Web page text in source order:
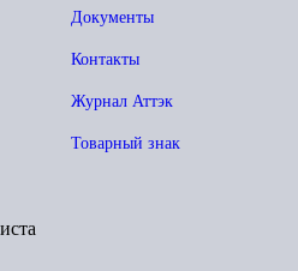
Документы
Контакты
Журнал Аттэк
Товарный знак